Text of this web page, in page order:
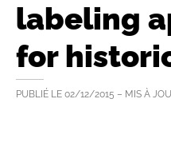
labeling
for
PUBLIÉ LE 02/12/2015 – MIS À